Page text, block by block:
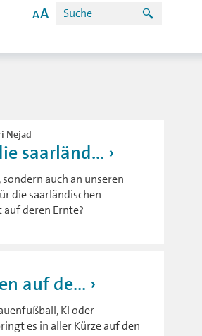
Nejad
saarländ...
auch an unseren
die saarländischen
deren Ernte?
auf de...
KI oder
es in aller Kürze auf den